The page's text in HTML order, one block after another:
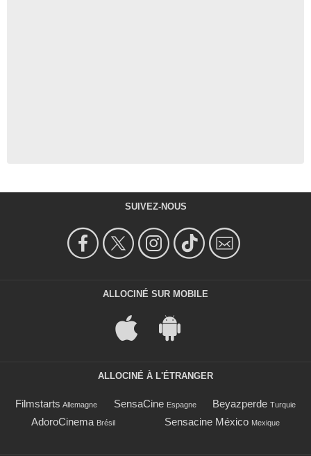
SUIVEZ-NOUS
ALLOCINÉ SUR MOBILE
ALLOCINÉ À L'ÉTRANGER
Filmstarts Allemagne SensaCine Espagne Beyazperde Turquie
AdoroCinema Brésil Sensacine México Mexique